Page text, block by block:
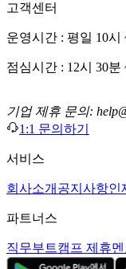
고객센터
운영시간 : 평일 10시
점심시간 : 12시 30분
기업 제휴 문의:
1:1 문의하기
서비스
회사소개 공지사항인
파트너스
직무부트캠프 제휴